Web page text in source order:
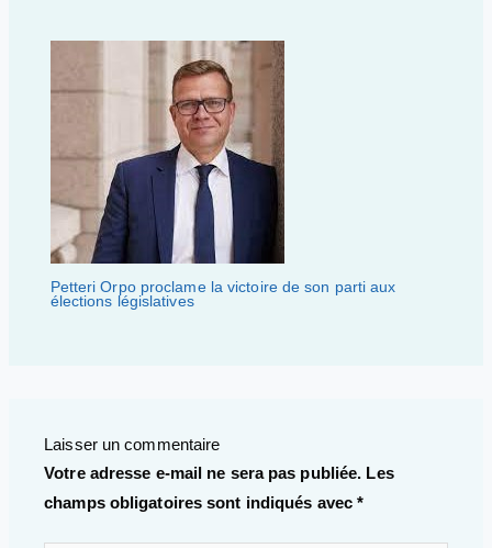
Petteri Orpo proclame la victoire de son parti aux
élections législatives
Laisser un commentaire
Votre adresse e-mail ne sera pas publiée. Les
champs obligatoires sont indiqués avec*